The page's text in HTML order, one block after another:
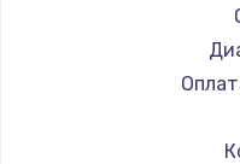
Ремонт
Ремонт
Ремонт
Ремонт